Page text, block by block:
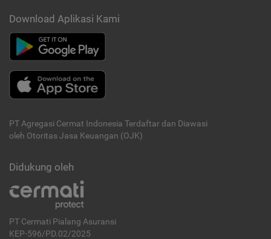
Download Aplikasi Kami
PT Agregasi Cermat Indonesia Terdaftar dan Diawasi
oleh Otoritas Jasa Keuangan (OJK)
Didukung oleh
PT Cermati Pialang Asuransi
KEP-596/PD.02/2025